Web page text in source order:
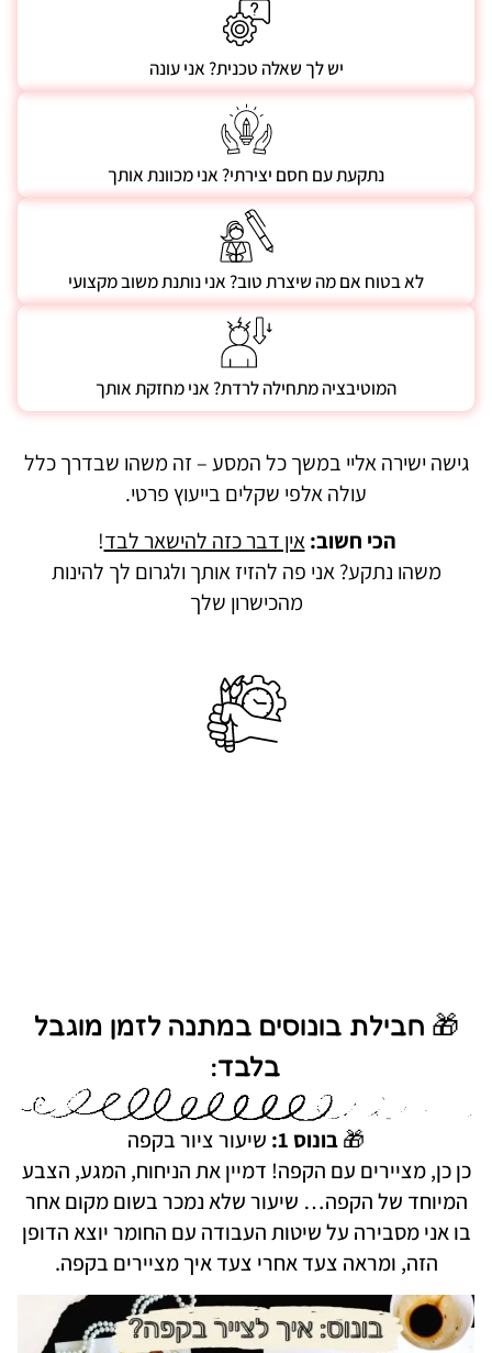
יש לך שאלה טכנית? אני עונה
נתקעת עם חסם יצירתי? אני מכוונת אותך
לא בטוח אם מה שיצרת טוב? אני נותנת משוב מקצועי
המוטיבציה מתחילה לרדת? אני מחזקת אותך
גישה ישירה אליי במשך כל המסע – זה משהו שבדרך כלל
עולה אלפי שקלים בייעוץ פרטי.
הכי חשוב: אין דבר כזה להישאר לבד!
משהו נתקע? אני פה להזיז אותך ולגרום לך להינות
מהכישרון שלך
🎁 חבילת בונוסים במתנה לזמן מוגבל
בלבד:
🎁בונוס 1:
שיעור ציור בקפה
כן כן, מציירים עם הקפה! דמיין את הניחוח, המגע, הצבע
המיוחד של הקפה… שיעור שלא נמכר בשום מקום אחר
בו אני מסבירה על שיטות העבודה עם החומר יוצא הדופן
הזה, ומראה צעד אחרי צעד איך מציירים בקפה.